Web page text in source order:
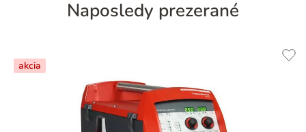
Naposledy prezerané
akcia